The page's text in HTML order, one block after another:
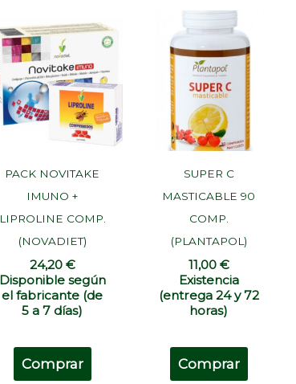
PACK NOVITAKE
IMUNO +
LIPROLINE COMP.
(NOVADIET)
24,20 €
Disponible según
el fabricante (de
5 a 7 días)
Comprar
SUPER C
MASTICABLE 90
COMP.
(PLANTAPOL)
11,00 €
Existencia
(entrega 24 y 72
horas)
Comprar